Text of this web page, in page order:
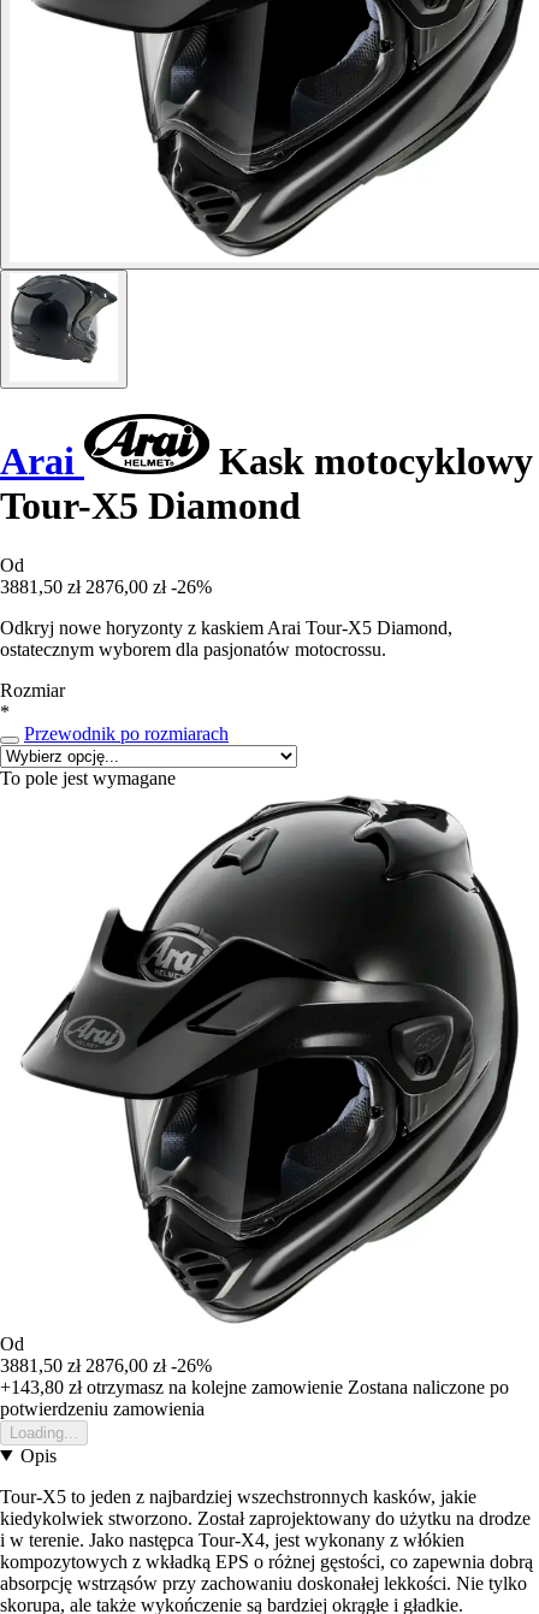
Arai
Kask motocyklowy
Tour-X5 Diamond
Od
3881,50 zł 2876,00 zł -26%
Odkryj nowe horyzonty z kaskiem Arai Tour-X5 Diamond,
ostatecznym wyborem dla pasjonatów motocrossu.
Rozmiar
*
Przewodnik po rozmiarach
To pole jest wymagane
Od
3881,50 zł 2876,00 zł -26%
+143,80 złotrzymasz na kolejne zamowienie Zostana naliczone po
potwierdzeniu zamowienia
Loading...
Opis
Tour-X5 to jeden z najbardziej wszechstronnych kasków, jakie
kiedykolwiek stworzono. Został zaprojektowany do użytku na drodze
i w terenie. Jako następca Tour-X4, jest wykonany z włókien
kompozytowych z wkładką EPS o różnej gęstości, co zapewnia dobrą
absorpcję wstrząsów przy zachowaniu doskonałej lekkości. Nie tylko
skorupa, ale także wykończenie są bardziej okrągłe i gładkie.